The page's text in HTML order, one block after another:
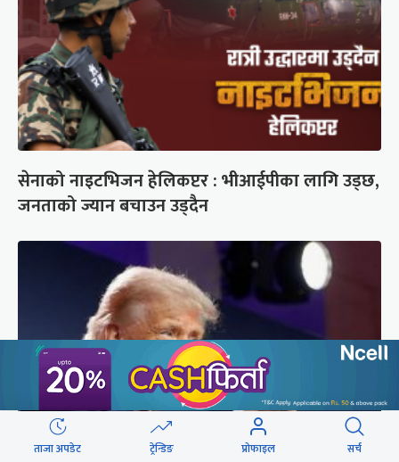
सेनाको नाइटभिजन हेलिकप्टर : भीआईपीका लागि उड्छ,
जनताको ज्यान बचाउन उड्दैन
ताजा अपडेट ट्रेन्डिङ प्रोफाइल सर्च